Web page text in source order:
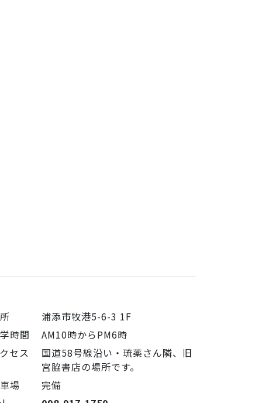
浦添市牧港5-6-3 1F
時間
AM10時からPM6時
セス
国道58号線沿い・琉薬さん隣、旧
宮脇書店の場所です。
場
完備